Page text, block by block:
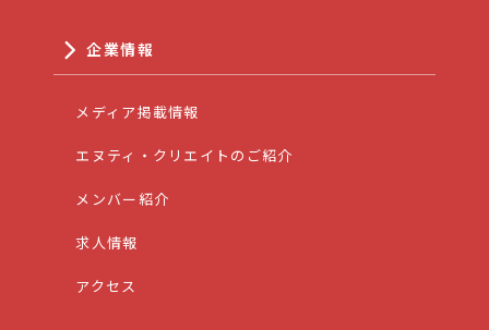
企業情報
メディア掲載情報
エヌティ・クリエイトのご紹介
メンバー紹介
求人情報
アクセス